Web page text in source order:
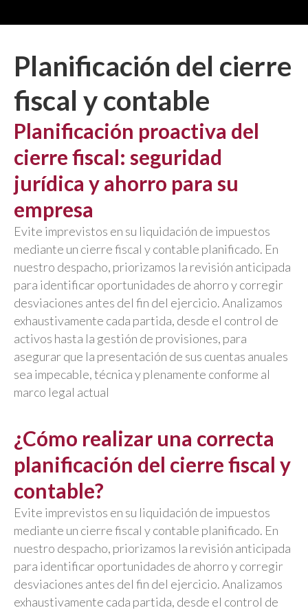
Planificación del cierre
fiscal y contable
Planificación proactiva del
cierre fiscal: seguridad
jurídica y ahorro para su
empresa
Evite imprevistos en su liquidación de impuestos
mediante un cierre fiscal y contable planificado. En
nuestro despacho, priorizamos la revisión anticipada
para identificar oportunidades de ahorro y corregir
desviaciones antes del fin del ejercicio. Analizamos
exhaustivamente cada partida, desde el control de
activos hasta la gestión de provisiones, para
asegurar que la presentación de sus cuentas anuales
sea impecable, técnica y plenamente conforme al
marco legal actual
¿Cómo realizar una correcta
planificación del cierre fiscal y
contable?
Evite imprevistos en su liquidación de impuestos
mediante un cierre fiscal y contable planificado. En
nuestro despacho, priorizamos la revisión anticipada
para identificar oportunidades de ahorro y corregir
desviaciones antes del fin del ejercicio. Analizamos
exhaustivamente cada partida, desde el control de